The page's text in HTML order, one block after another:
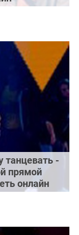
танцевать -
прямой
онлайн